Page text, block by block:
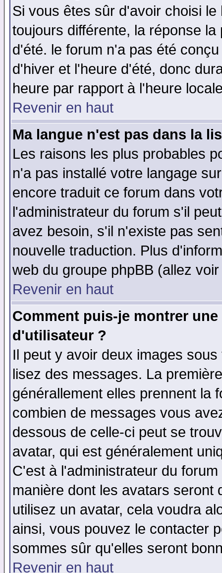
Si vous êtes sûr d'avoir choisi
toujours différente, la réponse
d'été. le forum n'a pas été
d'hiver et l'heure d'été, donc
heure par rapport à l'heure
Revenir en haut
Ma langue n'est pas dans la
Les raisons les plus probables
n'a pas installé votre langage
encore traduit ce forum dans
l'administrateur du forum s'il
avez besoin, s'il n'existe pas
nouvelle traduction. Plus
web du groupe phpBB (allez
Revenir en haut
Comment puis-je montrer
d'utilisateur ?
Il peut y avoir deux images
lisez des messages. La
générallement elles prennent la
combien de messages vous
dessous de celle-ci peut se
avatar, qui est généralement
C'est à l'administrateur du
manière dont les avatars seront
utilisez un avatar, cela voudra
ainsi, vous pouvez le contacter
sommes sûr qu'elles seront
Revenir en haut